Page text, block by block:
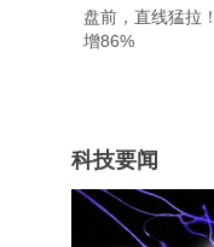
盘前，直线猛拉
增86%
科技要闻